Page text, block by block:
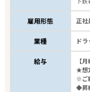
雇用形態 正社
業種 ド
給与
【
★想
※ご
◆昇